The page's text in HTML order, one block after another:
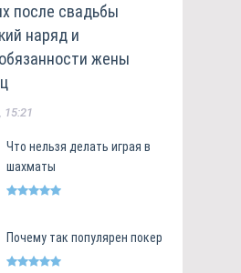
после свадьбы
наряд и
жены
15:21
Что нельзя делать играя в
шахматы
Почему так популярен покер